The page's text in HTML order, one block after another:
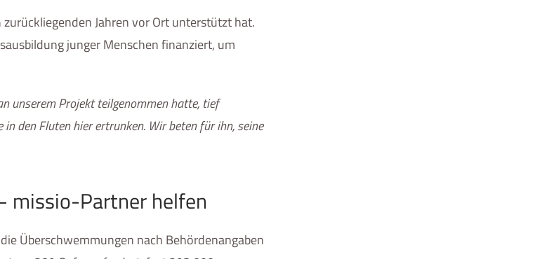
Jahren vor Ort unterstützt hat.
junger Menschen finanziert, um
unserem Projekt teilgenommen hatte, tief
den Fluten hier ertrunken. Wir beten für ihn, seine
missio-Partner helfen
Überschwemmungen nach Behördenangaben